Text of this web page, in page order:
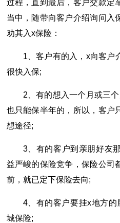
过程，直到最后，客户交款定
当中，随带向客户介绍询问入
劝其入x保险：
1、客户有的入，x向客户
很快入保;
2、有的想入一个月或三
也只能保半年的，所以，客户
想途径;
3、有的客户到亲朋好友
益严峻的保险竞争，保险公司
前，就已定下保险去向;
4、有的客户要挂x地方
城保险;